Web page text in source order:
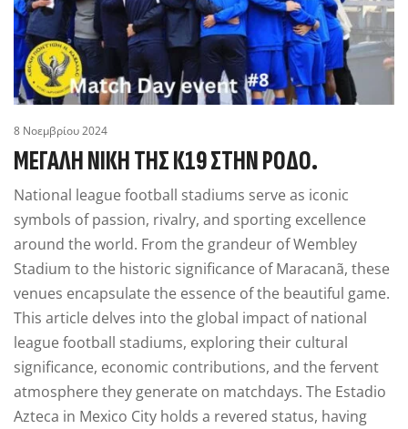
8 Νοεμβρίου 2024
ΜΕΓΆΛΗ ΝΊΚΗ ΤΗΣ Κ19 ΣΤΗΝ ΡΌΔΟ.
National league football stadiums serve as iconic
symbols of passion, rivalry, and sporting excellence
around the world. From the grandeur of Wembley
Stadium to the historic significance of Maracanã, these
venues encapsulate the essence of the beautiful game.
This article delves into the global impact of national
league football stadiums, exploring their cultural
significance, economic contributions, and the fervent
atmosphere they generate on matchdays. The Estadio
Azteca in Mexico City holds a revered status, having